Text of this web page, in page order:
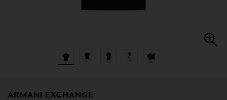
ARMANI EXCHANGE